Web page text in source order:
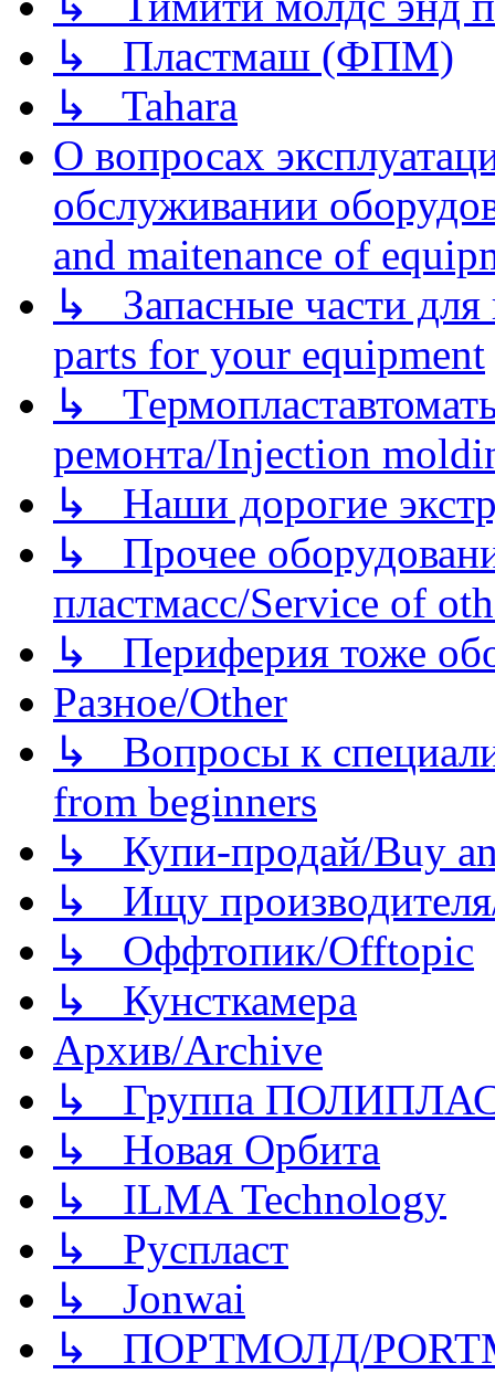
↳ Пластмаш (ФПМ)
↳ Tahara
О вопросах
обслуживании
and maitenance of
↳ Запасные части для
parts for your equipment
↳
ремонта/Injection
↳ Наши дорогие
↳ Прочее
пластмасс/Service of
↳ Периферия тоже
Разное/Other
↳ Вопросы к
from beginners
↳ Купи-продай/Buy
↳ Ищу
↳ Оффтопик/Offtopic
↳ Кунсткамера
Архив/Archive
↳ Группа
↳ Новая Орбита
↳ ILMA Technology
↳ Руспласт
↳ Jonwai
↳ ПОРТМОЛД/